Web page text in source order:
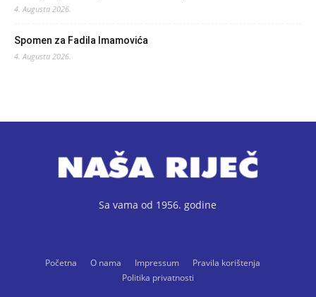
4. Augusta 2026.
Spomen za Fadila Imamovića
4. Augusta 2026.
Sa vama od 1956. godine
Početna O nama Impressum
Pravila korištenja
Politika privatnosti